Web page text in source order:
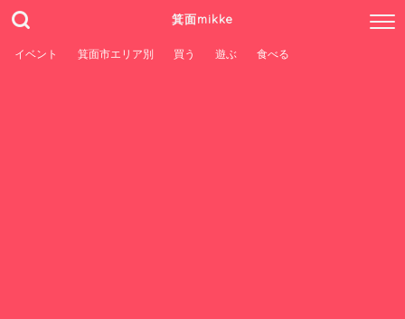
箕面mikke
イベント 箕面市エリア別 買う 遊ぶ 食べる